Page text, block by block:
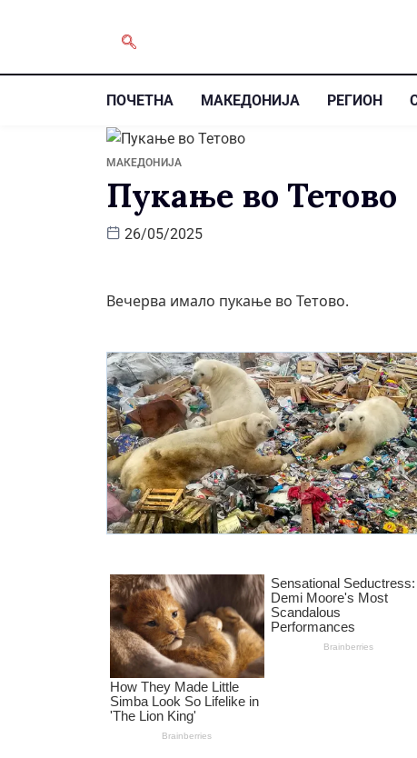
ПОЧЕТНА МАКЕДОНИЈА РЕГИОН
МАКЕДОНИЈА
Пукање во Тетово
26/05/2025
Вечерва имало пукање во Тетово.